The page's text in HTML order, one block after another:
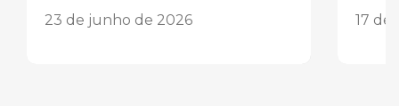
23 de junho de 2026 17 de